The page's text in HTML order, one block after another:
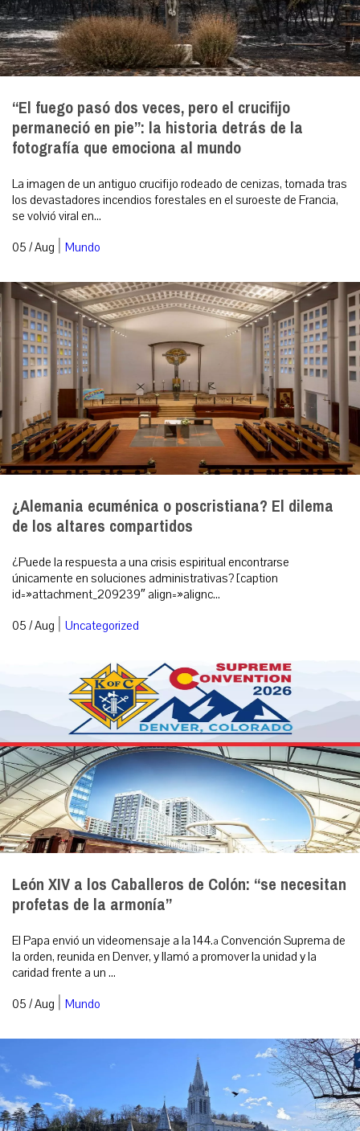
“El fuego pasó dos veces, pero el crucifijo
permaneció en pie”: la historia detrás de la
fotografía que emociona al mundo
La imagen de un antiguo crucifijo rodeado de cenizas, tomada tras
los devastadores incendios forestales en el suroeste de Francia,
se volvió viral en...
05 / Aug | Mundo
¿Alemania ecuménica o poscristiana? El dilema
de los altares compartidos
¿Puede la respuesta a una crisis espiritual encontrarse
únicamente en soluciones administrativas? [caption
id=»attachment_209239″ align=»alignc...
05 / Aug | Uncategorized
León XIV a los Caballeros de Colón: “se necesitan
profetas de la armonía”
El Papa envió un videomensaje a la 144.ª Convención Suprema de
la orden, reunida en Denver, y llamó a promover la unidad y la
caridad frente a un ...
05 / Aug | Mundo